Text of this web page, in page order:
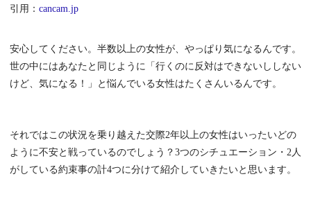
引用： cancam.jp
安心してください。半数以上の女性が、やっぱり気になるんです。
世の中にはあなたと同じように「行くのに反対はできないししない
けど、気になる！」と悩んでいる女性はたくさんいるんです。
それではこの状況を乗り越えた交際2年以上の女性はいったいどの
ように不安と戦っているのでしょう？3つのシチュエーション・2人
がしている約束事の計4つに分けて紹介していきたいと思います。